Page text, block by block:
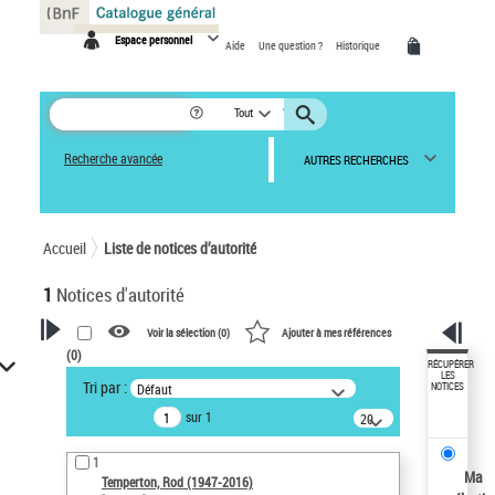
Espace personnel Aide Une question ? Historique
Tout
Recherche avancée AUTRES RECHERCHES
Accueil Liste de notices d’autorité
1 Notices d'autorité
VOTRE RECHERCHE
Recherche avancée dans les
notices d’autorité
Œuvres liées à l'auteur :
Temperton, Rod (1947-2016)
Voir la sélection (0) Ajouter à mes références
(0)
Tri par : Défaut
sur 1
20
résultats/page
1
Temperton, Rod (1947-2016)
RÉCUPÉRER
LES
NOTICES
Ma
Panneau de gestion des cookies